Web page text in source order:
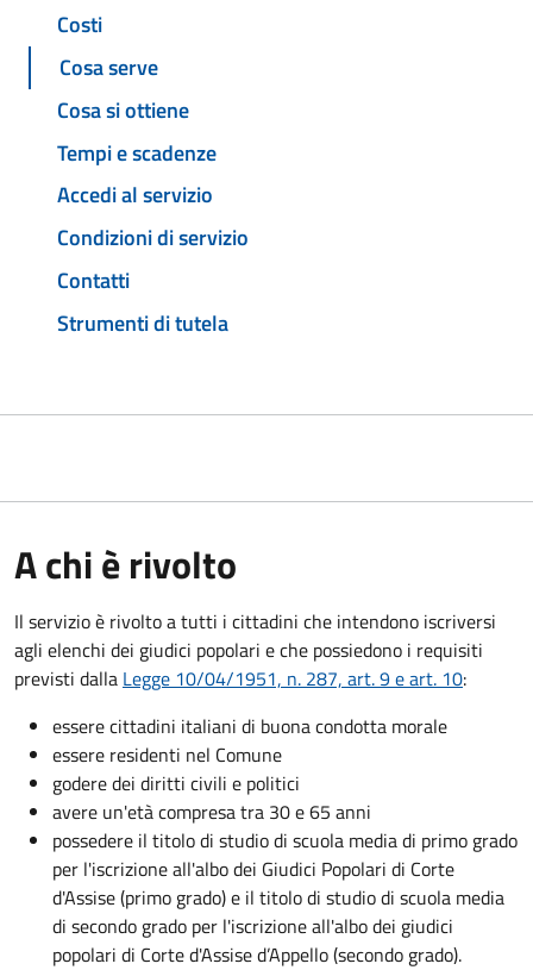
Costi
Cosa serve
Cosa si ottiene
Tempi e scadenze
Accedi al servizio
Condizioni di servizio
Contatti
Strumenti di tutela
A chi è rivolto
Il servizio è rivolto a tutti i cittadini che intendono iscriversi
agli elenchi dei giudici popolari e che possiedono i requisiti
previsti dalla Legge 10/04/1951, n. 287, art. 9 e art. 10:
essere cittadini italiani di buona condotta morale
essere residenti nel Comune
godere dei diritti civili e politici
avere un'età compresa tra 30 e 65 anni
possedere il titolo di studio di scuola media di primo grado
per l'iscrizione all'albo dei Giudici Popolari di Corte
d'Assise (primo grado) e il titolo di studio di scuola media
di secondo grado per l'iscrizione all'albo dei giudici
popolari di Corte d'Assise d’Appello (secondo grado).